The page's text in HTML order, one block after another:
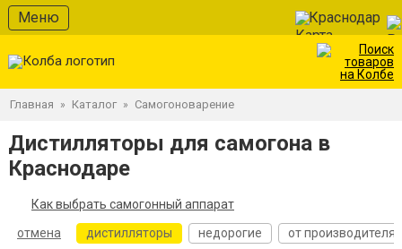
Меню Краснодар
Главная » Каталог » Самогоноварение
Дистилляторы для самогона в
Краснодаре
Как выбрать самогонный аппарат
отмена
дистилляторы недорогие от производителя